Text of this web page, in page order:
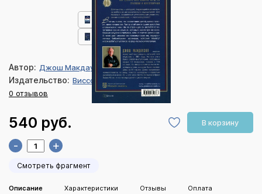
Автор: Джош Макдауэлл
Издательство: Виссон
0 отзывов
540 руб. В корзину
- +
Смотреть фрагмент
Описание Характеристики Отзывы Оплата